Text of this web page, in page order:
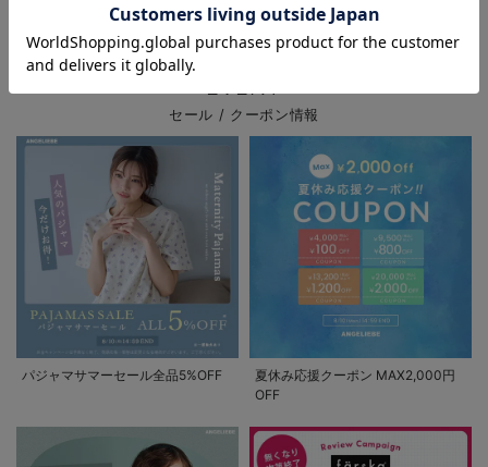
ベビー用品TOP ＞ BRUNO（ブルーノ） ＞ BRUNO（ブルーノ） 子育て便利家
EVENT
セール / クーポン情報
パジャマサマーセール全品5%OFF
夏休み応援クーポン MAX2,000円
OFF